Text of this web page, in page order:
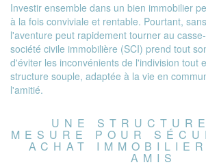
Investir ensemble dans un bien immobilier
à la fois conviviale et rentable. Pourtant,
l'aventure peut rapidement tourner au
société civile immobilière (SCI) prend tout
d'éviter les inconvénients de l'indivision tout
structure souple, adaptée à la vie en
l'amitié.
UNE
MESURE POUR
ACHAT
AMIS